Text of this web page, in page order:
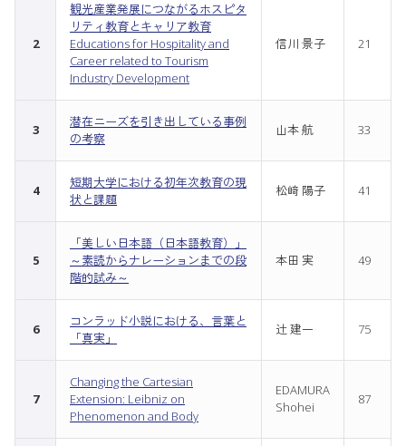
2
観光産業発展につながるホスピタ
リティ教育とキャリア教育
Educations for Hospitality and
Career related to Tourism
Industry Development
信川 景子 21
3
潜在ニーズを引き出している事例
の考察
山本 航 33
4
短期大学における初年次教育の現
状と課題
松﨑 陽子 41
5
「美しい日本語（日本語教育）」
～素読からナレーションまでの段
階的試み～
本田 実 49
6
コンラッド小説における、言葉と
「真実」
辻 建一 75
7
Changing the Cartesian
Extension: Leibniz on
Phenomenon and Body
EDAMURA
Shohei
87